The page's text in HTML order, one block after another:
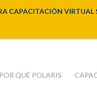
POR QUÉ POLARIS
CAPACITACIÓN VIRTUAL